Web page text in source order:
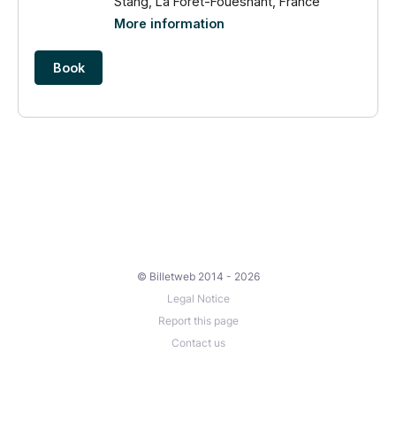
© Billetweb 2014 - 2026
Legal Notice
Report this page
Contact us